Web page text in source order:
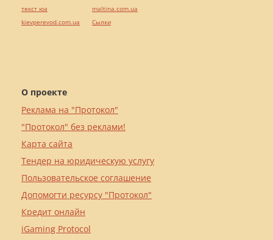
О проекте
Реклама на "Протокол"
"Протокол" без реклами!
Карта сайта
Тендер на юридическую услугу
Пользовательское соглашение
Допомогти ресурсу "Протокол"
Кредит онлайн
iGaming Protocol
текст юа
kievperevod.com.ua
maltina.com.ua
Cылки